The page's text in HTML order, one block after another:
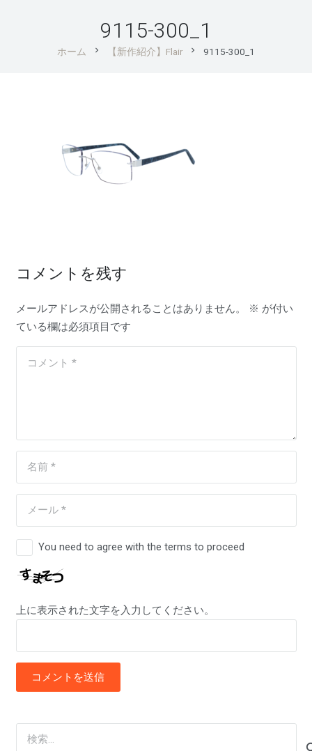
9115-300_1
ホーム chevron_right 【新作紹介】Flair chevron_right 9115-300_1
コメントを残す
メールアドレスが公開されることはありません。 ※ が付い
ている欄は必須項目です
You need to agree with the terms to proceed
上に表示された文字を入力してください。
コメントを送信